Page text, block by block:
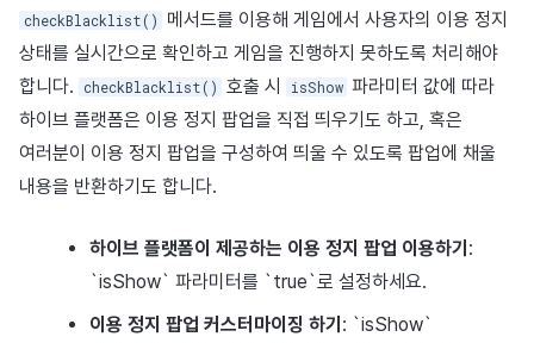
checkBlacklist()
메서드를 이용해 게임에서 사용자의 이용 정지
상태를 실시간으로 확인하고 게임을 진행하지 못하도록 처리해야
합니다.
checkBlacklist() 호출 시 isShow 파라미터 값에 따라
하이브 플랫폼은 이용 정지 팝업을 직접 띄우기도 하고, 혹은
여러분이 이용 정지 팝업을 구성하여 띄울 수 있도록 팝업에 채울
내용을 반환하기도 합니다.
하이브 플랫폼이 제공하는 이용 정지 팝업 이용하기 :
`isShow` 파라미터를 `true`로 설정하세요.
이용 정지 팝업 커스터마이징 하기 : `isShow`